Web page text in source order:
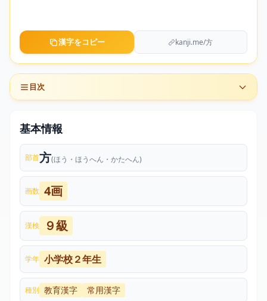
漢字をコピー kanji.me/方
目次
基本情報
部首方(ほう・ほうへん・かたへん)
画数 4画
漢検 ９級
学年 小学校２年生
種別 教育漢字 常用漢字